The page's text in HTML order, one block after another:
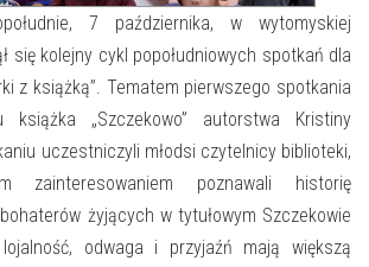
7 października, w wytomyskiej
się kolejny cykl popołudniowych spotkań dla
z książką”. Tematem pierwszego spotkania
książka „Szczekowo” autorstwa Kristiny
uczestniczyli młodsi czytelnicy biblioteki,
zainteresowaniem poznawali historię
żyjących w tytułowym Szczekowie
odwaga i przyjaźń mają większą